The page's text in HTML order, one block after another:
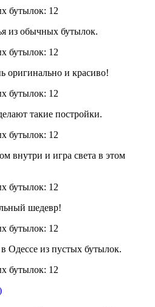
из обычных бутылок.
оригинально и красиво!
такие постройки.
внутри и игра света в этом
шедевр!
Одессе из пустых бутылок.